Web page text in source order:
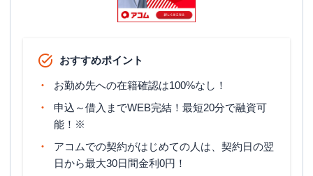
おすすめポイント
お勤め先への在籍確認は100%なし！
申込～借入までWEB完結！最短20分で融資可
能！※
アコムでの契約がはじめての人は、契約日の翌
日から最大30日間金利0円！